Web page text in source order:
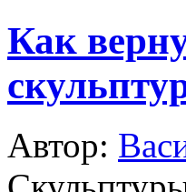
Как
Автор: